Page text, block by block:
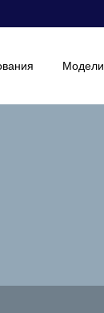
Модели